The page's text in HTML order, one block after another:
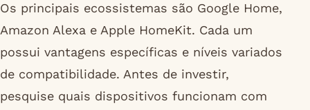
Os principais ecossistemas são Google Home,
Amazon Alexa e Apple HomeKit. Cada um
possui vantagens específicas e níveis variados
de compatibilidade. Antes de investir,
pesquise quais dispositivos funcionam com